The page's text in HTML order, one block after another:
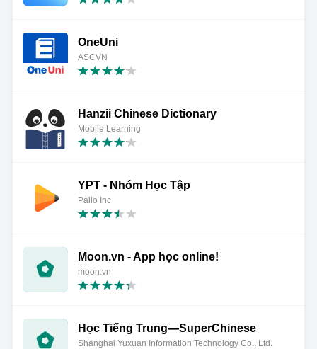
OneUni
ASCVN
Hanzii Chinese Dictionary
Mobile Learning
YPT - Nhóm Học Tập
Pallo Inc
Moon.vn - App học online!
moon.vn
Học Tiếng Trung—SuperChinese
Shanghai Yuxuan Information Technology Co., Ltd.